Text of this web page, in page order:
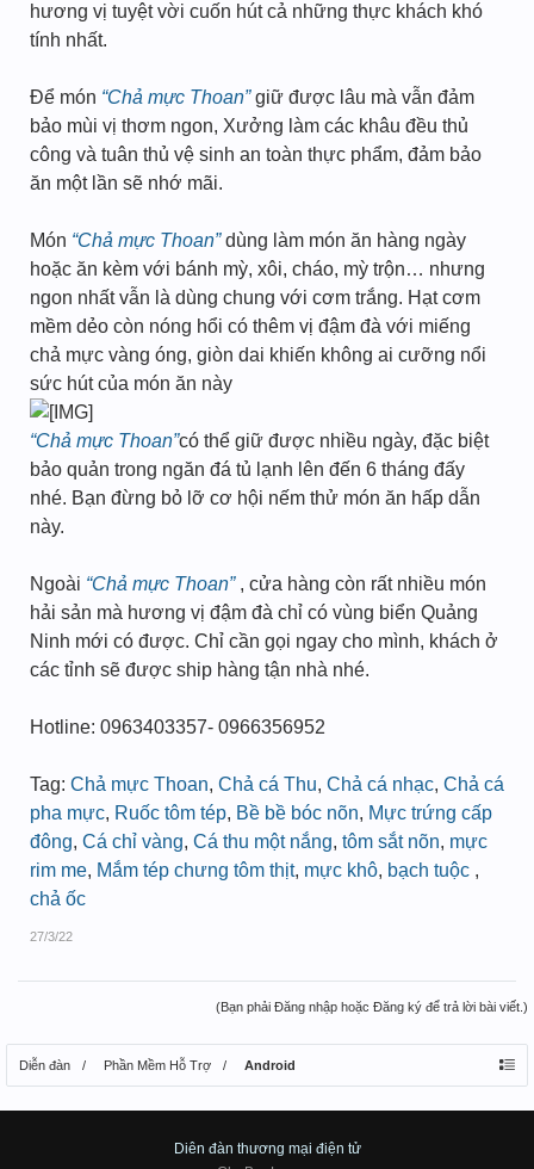
hương vị tuyệt vời cuốn hút cả những thực khách khó
tính nhất.
Để món “Chả mực Thoan” giữ được lâu mà vẫn đảm
bảo mùi vị thơm ngon, Xưởng làm các khâu đều thủ
công và tuân thủ vệ sinh an toàn thực phẩm, đảm bảo
ăn một lần sẽ nhớ mãi.
Món “Chả mực Thoan” dùng làm món ăn hàng ngày
hoặc ăn kèm với bánh mỳ, xôi, cháo, mỳ trộn… nhưng
ngon nhất vẫn là dùng chung với cơm trắng. Hạt cơm
mềm dẻo còn nóng hổi có thêm vị đậm đà với miếng
chả mực vàng óng, giòn dai khiến không ai cưỡng nổi
sức hút của món ăn này
“Chả mực Thoan”có thể giữ được nhiều ngày, đặc biệt
bảo quản trong ngăn đá tủ lạnh lên đến 6 tháng đấy
nhé. Bạn đừng bỏ lỡ cơ hội nếm thử món ăn hấp dẫn
này.
Ngoài “Chả mực Thoan”, cửa hàng còn rất nhiều món
hải sản mà hương vị đậm đà chỉ có vùng biển Quảng
Ninh mới có được. Chỉ cần gọi ngay cho mình, khách ở
các tỉnh sẽ được ship hàng tận nhà nhé.
Hotline: 0963403357- 0966356952
Tag: Chả mực Thoan, Chả cá Thu, Chả cá nhạc, Chả cá
pha mực, Ruốc tôm tép, Bề bề bóc nõn, Mực trứng cấp
đông, Cá chỉ vàng, Cá thu một nắng, tôm sắt nõn, mực
rim me, Mắm tép chưng tôm thịt, mực khô, bạch tuộc ,
chả ốc
27/3/22
(Bạn phải Đăng nhập hoặc Đăng ký để trả lời bài viết.)
Diễn đàn Phần Mềm Hỗ Trợ Android
Diên đàn thương mại điện tử